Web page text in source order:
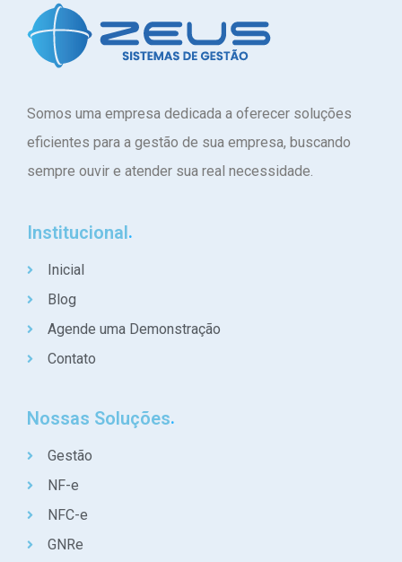
Somos uma empresa dedicada a oferecer soluções
eficientes para a gestão de sua empresa, buscando
sempre ouvir e atender sua real necessidade.
Institucional
Inicial
Blog
Agende uma Demonstração
Contato
Nossas Soluções
Gestão
NF-e
NFC-e
GNRe